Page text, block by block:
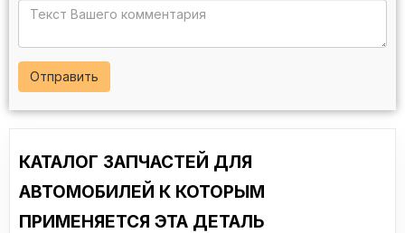
Отправить
КАТАЛОГ ЗАПЧАСТЕЙ ДЛЯ
АВТОМОБИЛЕЙ К КОТОРЫМ
ПРИМЕНЯЕТСЯ ЭТА ДЕТАЛЬ